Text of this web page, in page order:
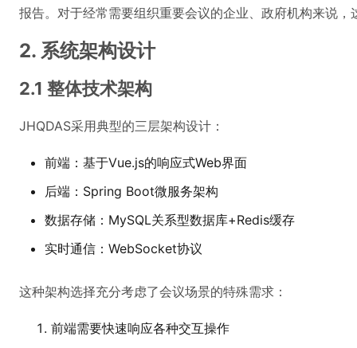
报告。对于经常需要组织重要会议的企业、政府机构来说
2. 系统架构设计
2.1 整体技术架构
JHQDAS采用典型的三层架构设计：
前端：基于Vue.js的响应式Web界面
后端：Spring Boot微服务架构
数据存储：MySQL关系型数据库+Redis缓存
实时通信：WebSocket协议
这种架构选择充分考虑了会议场景的特殊需求：
前端需要快速响应各种交互操作